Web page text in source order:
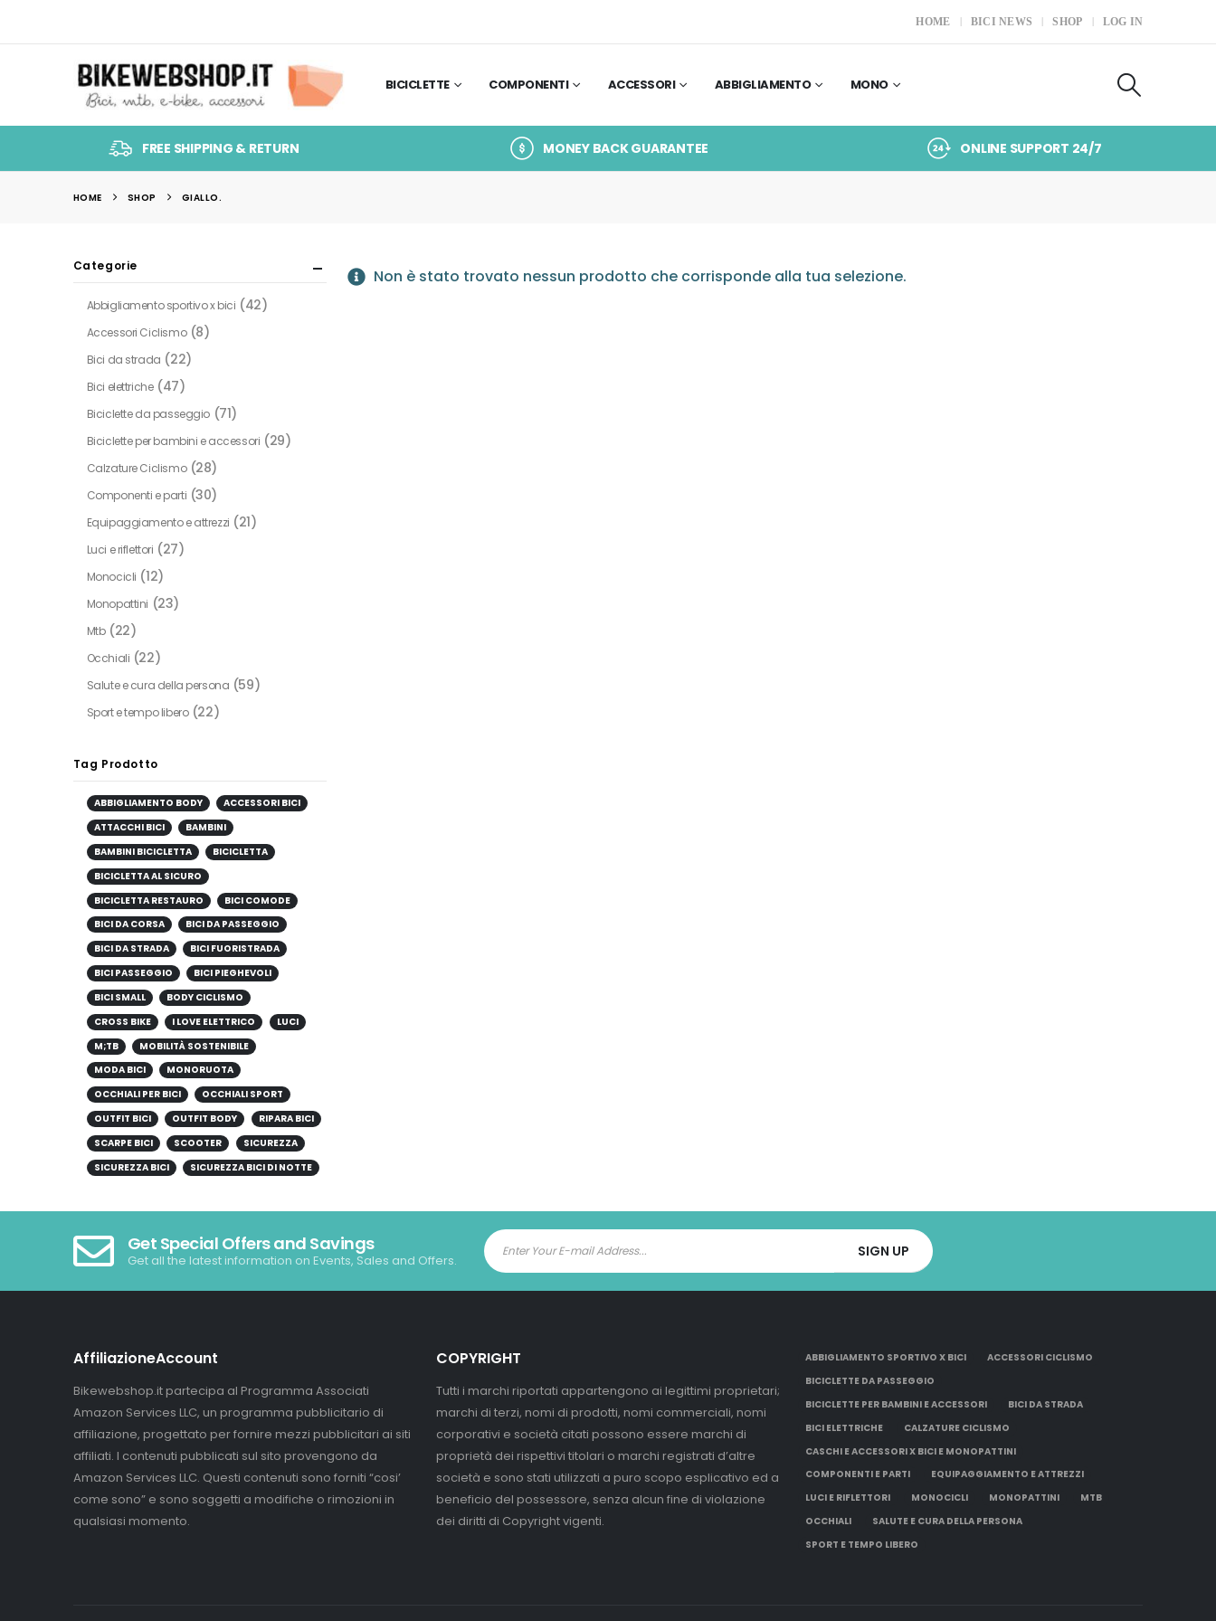
HOME BICI NEWS SHOP LOG IN
BICICLETTE COMPONENTI ACCESSORI ABBIGLIAMENTO MONO
FREE SHIPPING & RETURN MONEY BACK GUARANTEE ONLINE SUPPORT 24/7
HOME SHOP ‎GIALLO.
Non è stato trovato nessun prodotto che corrisponde alla tua selezione.
Categorie
Abbigliamento sportivo x bici (42)
Accessori Ciclismo (8)
Bici da strada (22)
Bici elettriche (47)
Biciclette da passeggio (71)
Biciclette per bambini e accessori (29)
Calzature Ciclismo (28)
Componenti e parti (30)
Equipaggiamento e attrezzi (21)
Luci e riflettori (27)
Monocicli (12)
Monopattini (23)
Mtb (22)
Occhiali (22)
Salute e cura della persona (59)
Sport e tempo libero (22)
Tag Prodotto
ABBIGLIAMENTO BODY
ACCESSORI BICI
ATTACCHI BICI
BAMBINI
BAMBINI BICICLETTA
BICICLETTA
BICICLETTA AL SICURO
BICICLETTA RESTAURO
BICI COMODE
BICI DA CORSA
BICI DA PASSEGGIO
BICI DA STRADA
BICI FUORISTRADA
BICI PASSEGGIO
BICI PIEGHEVOLI
BICI SMALL
BODY CICLISMO
CROSS BIKE
I LOVE ELETTRICO
LUCI
M;TB
MOBILITÀ SOSTENIBILE
MODA BICI
MONORUOTA
OCCHIALI PER BICI
OCCHIALI SPORT
OUTFIT BICI
OUTFIT BODY
RIPARA BICI
SCARPE BICI
SCOOTER
SICUREZZA
SICUREZZA BICI
SICUREZZA BICI DI NOTTE
Get Special Offers and Savings
Get all the latest information on Events, Sales and Offers.
AffiliazioneAccount
Bikewebshop.it partecipa al Programma Associati
Amazon Services LLC, un programma pubblicitario di
affiliazione, progettato per fornire mezzi pubblicitari ai siti
affiliati. I contenuti pubblicati sul sito provengono da
Amazon Services LLC. Questi contenuti sono forniti “cosi’
come sono” e sono soggetti a modifiche o rimozioni in
qualsiasi momento.
COPYRIGHT
Tutti i marchi riportati appartengono ai legittimi proprietari;
marchi di terzi, nomi di prodotti, nomi commerciali, nomi
corporativi e società citati possono essere marchi di
proprietà dei rispettivi titolari o marchi registrati d’altre
società e sono stati utilizzati a puro scopo esplicativo ed a
beneficio del possessore, senza alcun fine di violazione
dei diritti di Copyright vigenti.
ABBIGLIAMENTO SPORTIVO X BICI
ACCESSORI CICLISMO
BICICLETTE DA PASSEGGIO
BICICLETTE PER BAMBINI E ACCESSORI
BICI DA STRADA
BICI ELETTRICHE
CALZATURE CICLISMO
CASCHI E ACCESSORI X BICI E MONOPATTINI
COMPONENTI E PARTI
EQUIPAGGIAMENTO E ATTREZZI
LUCI E RIFLETTORI
MONOCICLI MONOPATTINI
MTB
OCCHIALI
SALUTE E CURA DELLA PERSONA
SPORT E TEMPO LIBERO